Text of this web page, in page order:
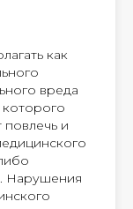
как
вреда
и
Нарушения